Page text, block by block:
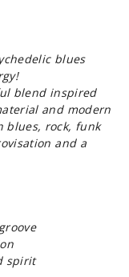
blues
blend inspired
and modern
blues, rock, funk
and a
spirit